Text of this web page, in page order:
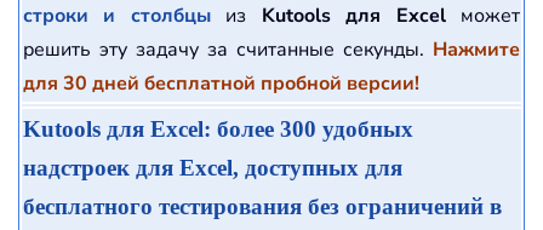
строки и столбцы из Kutools для Excelможет
решить эту задачу за считанные секунды. Нажмите
для 30 дней бесплатной пробной версии!
Kutools для Excel: более 300 удобных
надстроек для Excel, доступных для
бесплатного тестирования без ограничений в